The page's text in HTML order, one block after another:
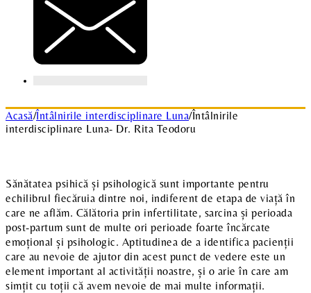
Acasă/Întâlnirile interdisciplinare Luna/Întâlnirile
interdisciplinare Luna- Dr. Rita Teodoru
Sănătatea psihică și psihologică sunt importante pentru
echilibrul fiecăruia dintre noi, indiferent de etapa de viață în
care ne aflăm. Călătoria prin infertilitate, sarcina și perioada
post-partum sunt de multe ori perioade foarte încărcate
emoțional și psihologic. Aptitudinea de a identifica pacienții
care au nevoie de ajutor din acest punct de vedere este un
element important al activității noastre, și o arie în care am
simțit cu toții că avem nevoie de mai multe informații.